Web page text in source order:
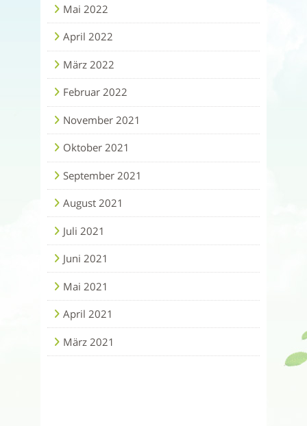
Mai 2022
April 2022
März 2022
Februar 2022
November 2021
Oktober 2021
September 2021
August 2021
Juli 2021
Juni 2021
Mai 2021
April 2021
März 2021